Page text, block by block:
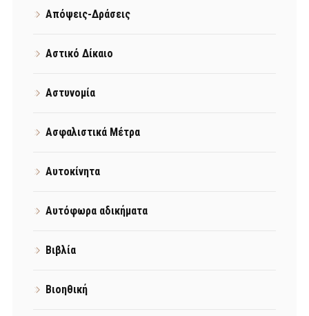
Απόψεις-Δράσεις
Αστικό Δίκαιο
Αστυνομία
Ασφαλιστικά Μέτρα
Αυτοκίνητα
Αυτόφωρα αδικήματα
Βιβλία
Βιοηθική